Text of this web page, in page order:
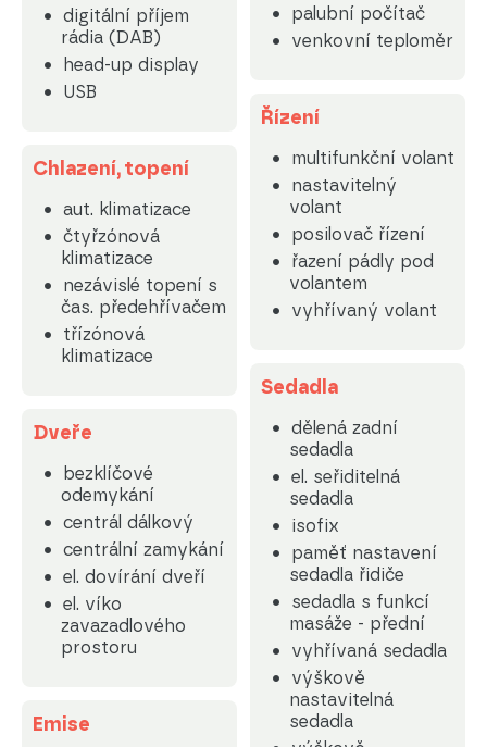
digitální příjem
rádia (DAB)
head-up display
USB
Chlazení, topení
aut. klimatizace
čtyřzónová
klimatizace
nezávislé topení s
čas. předehřívačem
třízónová
klimatizace
Dveře
bezklíčové
odemykání
centrál dálkový
centrální zamykání
el. dovírání dveří
el. víko
zavazadlového
prostoru
Emise
palubní počítač
venkovní teploměr
Řízení
multifunkční volant
nastavitelný
volant
posilovač řízení
řazení pádly pod
volantem
vyhřívaný volant
Sedadla
dělená zadní
sedadla
el. seřiditelná
sedadla
isofix
paměť nastavení
sedadla řidiče
sedadla s funkcí
masáže - přední
vyhřívaná sedadla
výškově
nastavitelná
sedadla